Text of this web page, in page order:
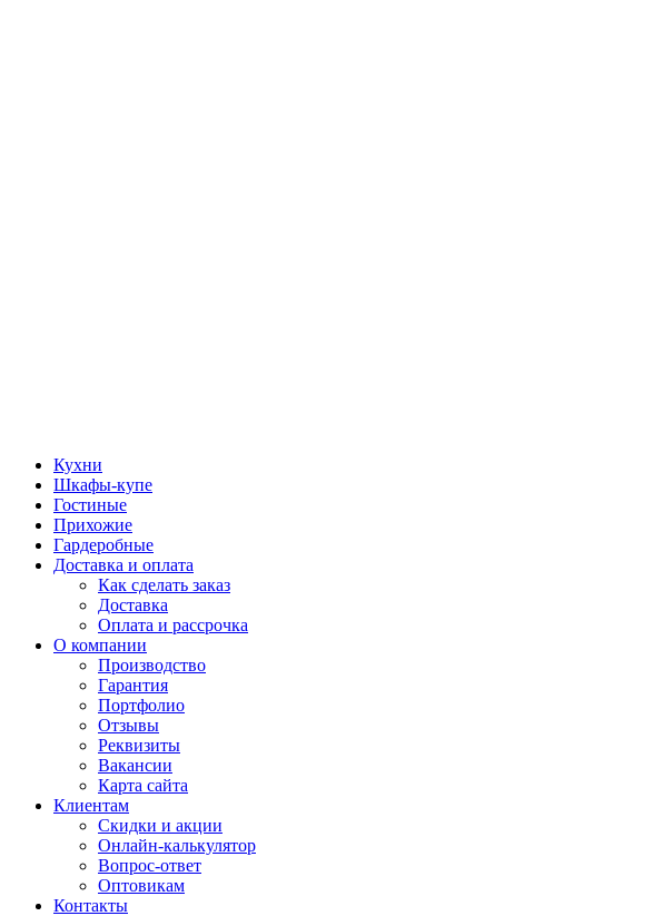
Кухни
Шкафы-купе
Гостиные
Прихожие
Гардеробные
Доставка и оплата
Как сделать заказ
Доставка
Оплата и рассрочка
О компании
Производство
Гарантия
Портфолио
Отзывы
Реквизиты
Вакансии
Карта сайта
Клиентам
Скидки и акции
Онлайн-калькулятор
Вопрос-ответ
Оптовикам
Контакты